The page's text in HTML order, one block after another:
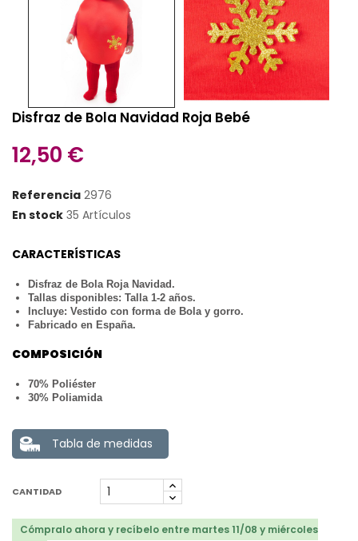
Disfraz de Bola Navidad Roja Bebé
12,50 €
Referencia 2976
En stock 35 Artículos
CARACTERÍSTICAS
Disfraz de Bola Roja Navidad.
Tallas disponibles: Talla 1-2 años.
Incluye: Vestido con forma de Bola y gorro.
Fabricado en España.
COMPOSICIÓN
70% Poliéster
30% Poliamida
Tabla de medidas
CANTIDAD
Cómpralo ahora y recíbelo entre martes 11/08 y miércoles